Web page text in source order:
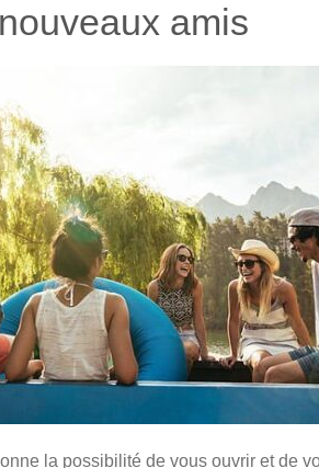
amis
la possibilité de vous ouvrir et de